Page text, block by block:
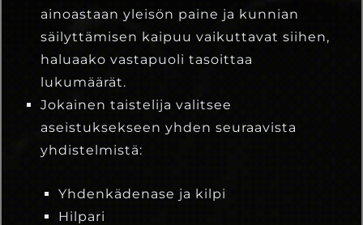
ainoastaan yleisön paine ja kunnian
säilyttämisen kaipuu vaikuttavat siihen,
haluaako vastapuoli tasoittaa
lukumäärät.
Jokainen taistelija valitsee
aseistuksekseen yhden seuraavista
yhdistelmistä:
Yhdenkädenase ja kilpi
Hilpari